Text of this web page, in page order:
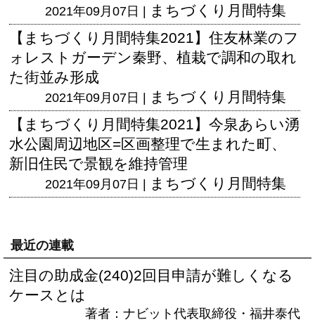
2021年09月07日 | まちづくり月間特集
【まちづくり月間特集2021】住友林業のフ
ォレストガーデン秦野、植栽で調和の取れ
た街並み形成
2021年09月07日 | まちづくり月間特集
【まちづくり月間特集2021】今泉あらい湧
水公園周辺地区=区画整理で生まれた町、
新旧住民で景観を維持管理
2021年09月07日 | まちづくり月間特集
最近の連載
注目の助成金(240)2回目申請が難しくなる
ケースとは
著者：ナビット代表取締役・福井泰代